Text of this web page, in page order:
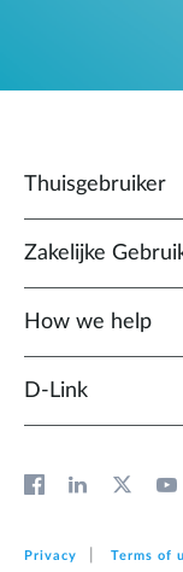
Thuisgebruiker
Zakelijke
How we help
D‑Link
Privacy Terms of